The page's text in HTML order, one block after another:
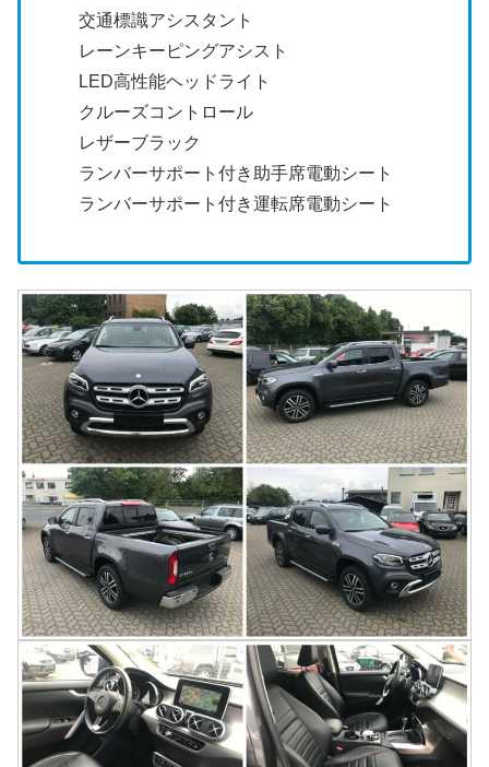
交通標識アシスタント
レーンキーピングアシスト
LED高性能ヘッドライト
クルーズコントロール
レザーブラック
ランバーサポート付き助手席電動シート
ランバーサポート付き運転席電動シート